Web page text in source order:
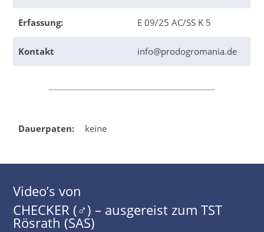
Erfassung: E 09/25 AC/SS K 5
Kontakt info@prodogromania.de
Dauerpaten: keine
Video’s von
CHECKER (♂) – ausgereist zum TST
Rösrath (SAS)